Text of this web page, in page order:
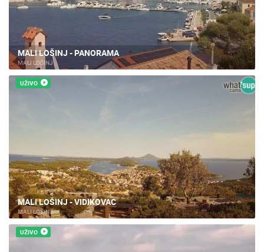
MALI LOŠINJ - PANORAMA
MALI LOŠINJ
UŽIVO
MALI LOŠINJ - VIDIKOVAC
MALI LOŠINJ
UŽIVO